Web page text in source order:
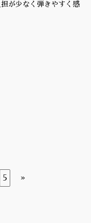
が少なく弾きやすく感
5 »